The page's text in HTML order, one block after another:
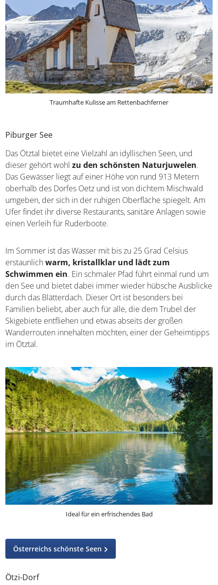
Traumhafte Kulisse am Rettenbachferner
Piburger See
Das Ötztal bietet eine Vielzahl an idyllischen Seen, und
dieser gehört wohlzu den schönsten Naturjuwelen.
Das Gewässer liegt auf einer Höhe von rund 913 Metern
oberhalb des Dorfes Oetz und ist von dichtem Mischwald
umgeben, der sich in der ruhigen Oberfläche spiegelt.
sowie einen Verleih für Ruderboote.
Im Sommer ist das Wasser mit bis zu 25 Grad Celsius
erstaunlichwarm, kristallklar und lädt zum
Schwimmen ein. Ein schmaler Pfad führt einmal rund
um den See und bietet dabei immer wieder hübsche
Ausblicke durch das Blätterdach. Dieser Ort ist
besonders bei Familien beliebt, aber auch für alle, die
dem Trubel der Skigebiete entfliehen und etwas abseits
Geheimtipps im Ötztal.
Ideal für ein erfrischendes Bad
Österreichs schönste Seen